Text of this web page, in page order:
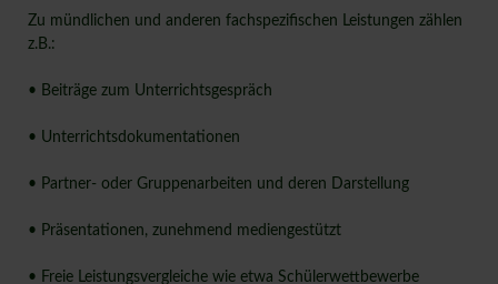
Zu mündlichen und anderen fachspezifischen Leistungen zählen
z.B.:
• Beiträge zum Unterrichtsgespräch
• Unterrichtsdokumentationen
• Partner- oder Gruppenarbeiten und deren Darstellung
• Präsentationen, zunehmend mediengestützt
• Freie Leistungsvergleiche wie etwa Schülerwettbewerbe